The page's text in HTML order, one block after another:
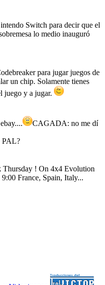
Switch para decir que el
lo medio inauguró
para jugar juegos de
un chip. Solamente tienes
juego y a jugar.
CAGADA: no me dí
PAL?
! On 4x4 Evolution
France, Spain, Italy...